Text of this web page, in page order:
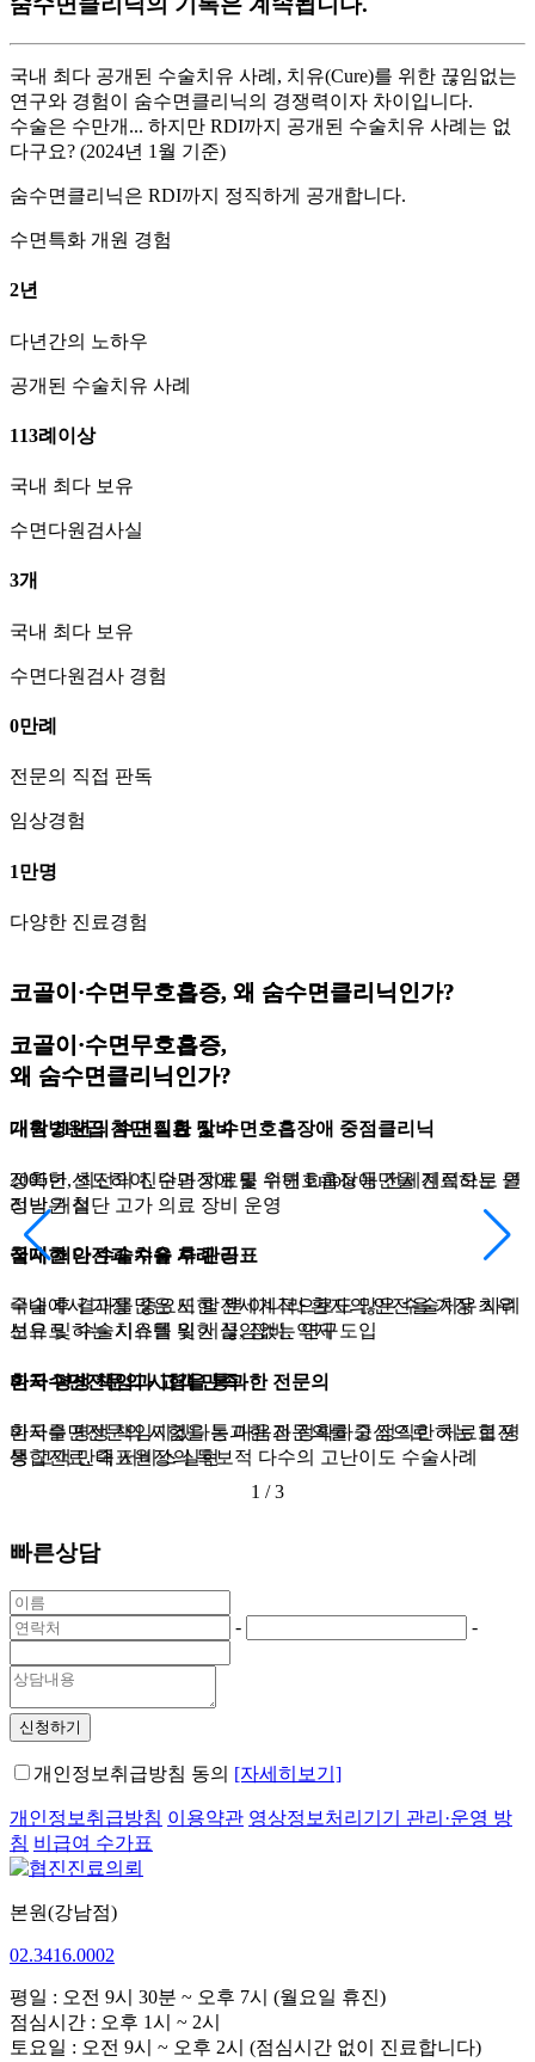
국내 최다 공개된 수술치유 사례, 치유(Cure)를 위한 끊임없는
연구와 경험이 숨수면클리닉의 경쟁력이자 차이입니다.
수술은 수만개... 하지만 RDI까지 공개된 수술치유 사례는 없
다구요? (2024년 1월 기준)
숨수면클리닉은 RDI까지 정직하게 공개합니다.
수면특화 개원 경험
2년
다년간의 노하우
공개된 수술치유 사례
113례 이상
국내 최다 보유
수면다원검사실
3개
국내 최다 보유
수면다원검사 경험
0만례
전문의 직접 판독
임상경험
1만명
다양한 진료경험
코골이·수면무호흡증, 왜 숨수면클리닉인가?
코골이·수면무호흡증,
왜 숨수면클리닉인가?
대학병원급 첨단 의료 장비
정확한, 최선의 진단과 치료를 위해 Embla 등 전세계적으로 인
정받은 첨단 고가 의료 장비 운영
철저한 안전과 수술 후 관리
수술 후 결과를 중요시 할 뿐 아니라 환자의 안전을 가장 최우
선으로 하는 시스템 및 시설, 장비, 약제 도입
환자 평생 책임과 고객 만족
환자를 평생 책임지겠다는 마음과 정확하고 정직한 치료로 평
생 고객 만족 서비스 실현
코골이·수면무호흡증, 왜 숨수면클리닉인가?
코골이·수면무호흡증,
왜 숨수면클리닉인가?
개원 21년의 수면질환 및 수면호흡장애 중점클리닉
2005년 선도하여, 수면장애 및 수면호흡장애만을 진료하는 클
리닉 개설
국내 최다 수술치유 사례 공표
국내에서 가장 많은 또한 전세계적으로도 많은 수술치유 사례
보유 및 수술치유를 위한 끊임없는 연구
미국수면전문의 시험을 통과한 전문의
미국수면전문의 시험을 통과한 전문의를 중심으로 하는 협진
통합진료, 대표원장의 독보적 다수의 고난이도 수술사례
왜 숨수면클리닉인가?
왜 숨수면클리닉인가?
전문수술, 비수술 등의 환자별 맞춤, 통합 진료
국내 양압기 환자관리 도입, 기도확장수술 도입, 양악확장수술
도입, 임플란트 수술 도입, 의사로 구강내장치 도입 등의 앞선
통합 치료
다수의 수면장애 진료를 하는 전문의 양성, 다수의 수면센터와
수술 전후 3DCT 및 수면다원검사 RDI 지수 공개로 정확하고
왜 숨수면클리닉인가?
왜 숨수면클리닉인가?
대학병원급 첨단 의료 장비
정확한, 최선의 진단과 치료를 위해 Embla 등 전세계적으로 인
정받은 첨단 고가 의료 장비 운영
철저한 안전과 수술 후 관리
수술 후 결과를 중요시 할 뿐 아니라 환자의 안전을 가장 최우
선으로 하는 시스템 및 시설, 장비, 약제 도입
환자 평생 책임과 고객 만족
환자를 평생 책임지겠다는 마음과 정확하고 정직한 치료로 평
생 고객 만족 서비스 실현
왜 숨수면클리닉인가?
왜 숨수면클리닉인가?
개원 21년의 수면질환 및 수면호흡장애 중점클리닉
2005년 선도하여, 수면장애 및 수면호흡장애만을 진료하는 클
리닉 개설
국내 최다 수술치유 사례 공표
국내에서 가장 많은 또한 전세계적으로도 많은 수술치유 사례
보유 및 수술치유를 위한 끊임없는 연구
미국수면전문의 시험을 통과한 전문의
미국수면전문의 시험을 통과한 전문의를 중심으로 하는 협진
통합진료, 대표원장의 독보적 다수의 고난이도 수술사례
1 / 3
빠른상담
- -
신청하기
개인정보취급방침 동의 [자세히보기]
개인정보취급방침 이용약관 영상정보처리기기 관리·운영 방
침 비급여 수가표
본원(강남점)
02.3416.0002
평일 : 오전 9시 30분 ~ 오후 7시 (월요일 휴진)
점심시간 : 오후 1시 ~ 2시
토요일 : 오전 9시 ~ 오후 2시 (점심시간 없이 진료합니다)